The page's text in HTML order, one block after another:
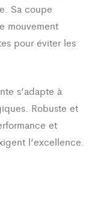
Sa coupe
mouvement
pour éviter les
s’adapte à
Robuste et
et
l’excellence.